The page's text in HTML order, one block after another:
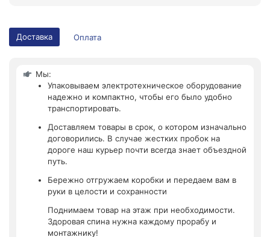
Доставка Оплата
Мы:
Упаковываем электротехническое оборудование
надежно и компактно, чтобы его было удобно
транспортировать.
Доставляем товары в срок, о котором изначально
договорились. В случае жестких пробок на
дороге наш курьер почти всегда знает объездной
путь.
Бережно отгружаем коробки и передаем вам в
руки в целости и сохранности
Поднимаем товар на этаж при необходимости.
Здоровая спина нужна каждому прорабу и
монтажнику!